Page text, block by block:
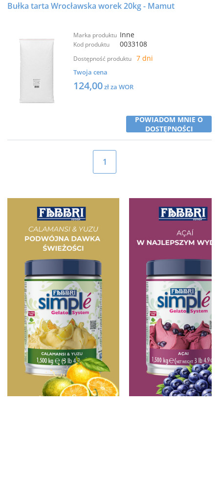
Bułka tarta Wrocławska worek 20kg - Mamut
Marka produktu Inne
Kod produktu 0033108
Dostępność produktu 7 dni
Twoja cena
124,00zł za WOR
POWIADOM MNIE O
DOSTĘPNOŚCI
1